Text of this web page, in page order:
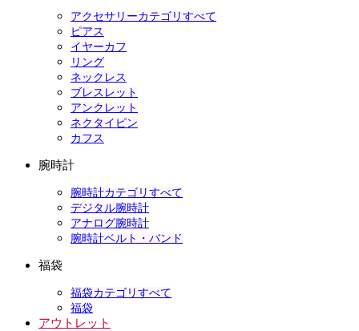
アクセサリーカテゴリすべて
ピアス
イヤーカフ
リング
ネックレス
ブレスレット
アンクレット
ネクタイピン
カフス
腕時計
腕時計カテゴリすべて
デジタル腕時計
アナログ腕時計
腕時計ベルト・バンド
福袋
福袋カテゴリすべて
福袋
アウトレット